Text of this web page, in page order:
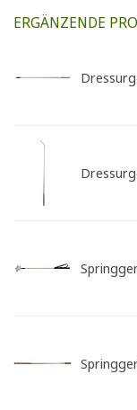
ERGÄNZENDE